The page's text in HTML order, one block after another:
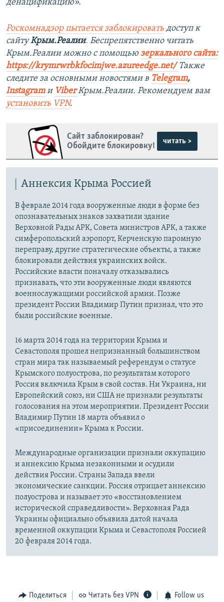
денацификацию».
Роскомнадзор пытается заблокировать доступ к
сайтуКрым.Реалии. Беспрепятственно читать
Крым.Реалии можно с помощью зеркального сайта:
https://krymrwrbkfocimjwe.azureedge.net/ Также
следите за основными новостями в Telegram,
Instagram и ViberКрым.Реалии. Рекомендуем вам
установить VPN.
Сайт заблокирован?
Обойдите блокировку!
читать >
Аннексия Крыма Россией
В феврале 2014 года вооруженные люди в форме без
опознавательных знаков захватили здание
Верховной Рады АРК, Совета министров АРК, а также
симферопольский аэропорт, Керченскую паромную
переправу, другие стратегические объекты, а также
блокировали действия украинских войск.
Российские власти поначалу отказывались
признавать, что эти вооруженные люди являются
военнослужащими российской армии. Позже
президент России Владимир Путин признал, что это
были российские военные.
16 марта 2014 года на территории Крыма и
Севастополя прошел непризнанный большинством
стран мира так называемый референдум о статусе
Крымского полуострова, по результатам которого
Россия включила Крым в свой состав. Ни Украина, ни
Европейский союз, ни США не признали результаты
голосования на этом мероприятии. Президент России
Владимир Путин 18 марта объявил о
«присоединении» Крыма к России.
Международные организации признали оккупацию
и аннексию Крыма незаконными и осудили
действия России. Страны Запада ввели
экономические санкции. Россия отрицает аннексию
полуострова и называет это «восстановлением
исторической справедливости». Верховная Рада
Украины официально объявила датой начала
временной оккупации Крыма и Севастополя Россией
20 февраля 2014 года.
Поделиться Читать без VPN Follow us